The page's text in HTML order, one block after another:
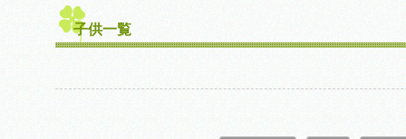
子供一覧